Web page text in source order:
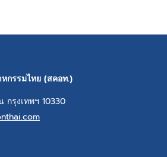
กรรมไทย (สคอท.)
รุงเทพฯ 10330